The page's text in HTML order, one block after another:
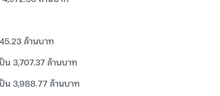
ล้านบาท
3,707.37 ล้านบาท
น 3,988.77 ล้านบาท